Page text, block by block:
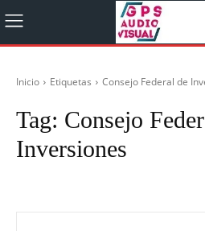
Inicio Etiquetas Consejo Federal de
Tag: Consejo
Inversiones